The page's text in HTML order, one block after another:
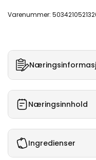
Varenummer:
Næringsinnhold
Ingredienser